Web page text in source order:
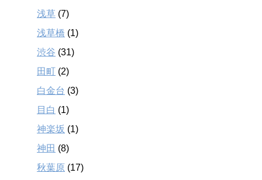
浅草 (7)
浅草橋 (1)
渋谷 (31)
田町 (2)
白金台 (3)
目白 (1)
神楽坂 (1)
神田 (8)
秋葉原 (17)